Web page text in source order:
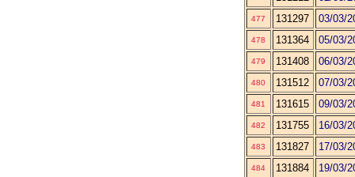
477 131297 03/03/
478 131364 05/03/
479 131408 06/03/
480 131512 07/03/
481 131615 09/03/
482 131755 16/03/
483 131827 17/03/
484 131884 19/03/